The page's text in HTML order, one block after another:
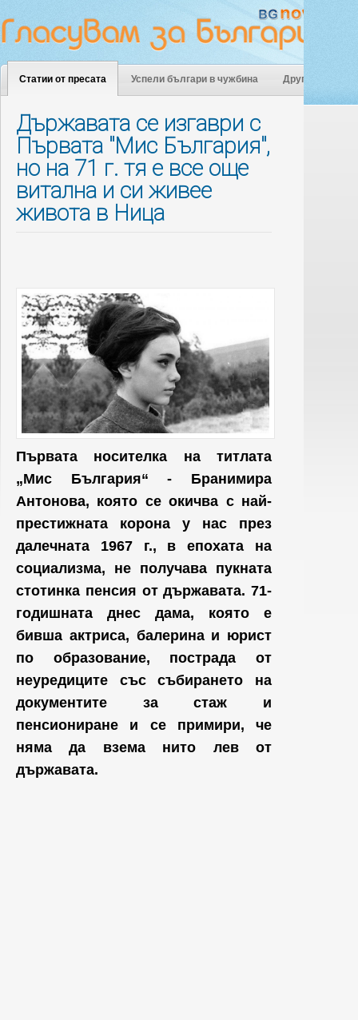
Статии от пресата Успели българи в чужбина Други
Държавата се изгаври с
Първата "Мис България",
но на 71 г. тя е все още
витална и си живее
живота в Ница
Първата носителка на титлата
„Мис България“ - Бранимира
Антонова, която се окичва с най-
престижната корона у нас през
далечната 1967 г., в епохата на
социализма, не получава пукната
стотинка пенсия от държавата. 71-
годишната днес дама, която е
бивша актриса, балерина и юрист
по образование, пострада от
неуредиците със събирането на
документите за стаж и
пенсиониране и се примири, че
няма да взема нито лев от
държавата.